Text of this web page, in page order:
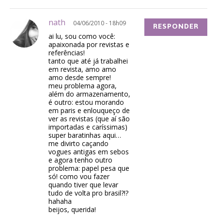
nath 04/06/2010 - 18h09
ai lu, sou como você:
apaixonada por revistas e
referências!
tanto que até já trabalhei
em revista, amo amo
amo desde sempre!
meu problema agora,
além do armazenamento,
é outro: estou morando
em paris e enlouqueço de
ver as revistas (que aí são
importadas e caríssimas)
super baratinhas aqui…
me divirto caçando
vogues antigas em sebos
e agora tenho outro
problema: papel pesa que
só! como vou fazer
quando tiver que levar
tudo de volta pro brasil?!?
hahaha
beijos, querida!
RESPONDER